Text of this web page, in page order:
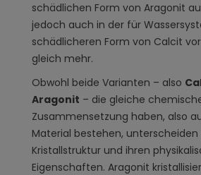
schädlichen Form von Aragonit
jedoch auch in der für
schädlicheren Form von Calcit
gleich mehr.
Obwohl beide Varianten – also
Aragonit – die gleiche
Zusammensetzung haben, also
Material bestehen, unterscheiden
Kristallstruktur und ihren
Eigenschaften. Aragonit